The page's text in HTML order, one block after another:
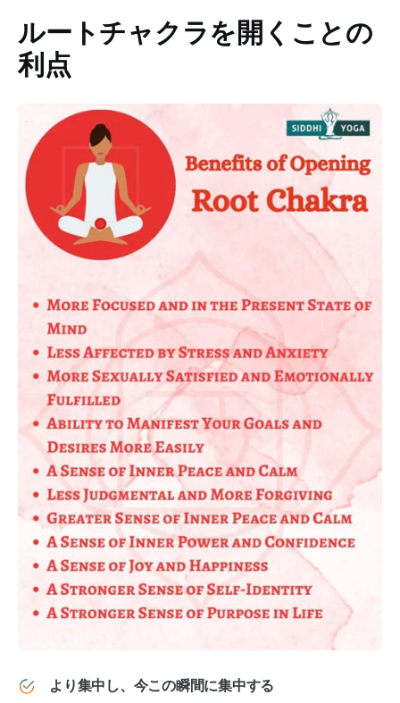
ルートチャクラを開くことの
利点
より集中し、今この瞬間に集中する